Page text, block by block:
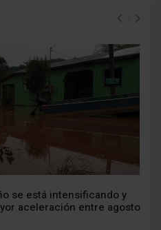
se está intensificando y
aceleración entre agosto